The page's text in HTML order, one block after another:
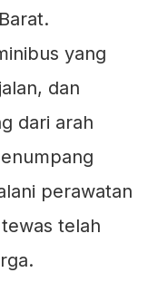
yang
dan
dari arah
perawatan
telah